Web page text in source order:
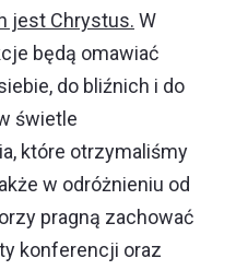
jest Chrystus. W
będą omawiać
do bliźnich i do
świetle
które otrzymaliśmy
w odróżnieniu od
pragną zachować
konferencji oraz